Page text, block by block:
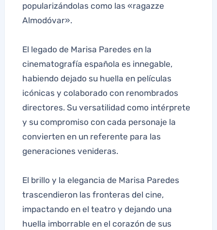
popularizándolas como las «ragazze
Almodóvar».
El legado de Marisa Paredes en la
cinematografía española es innegable,
habiendo dejado su huella en películas
icónicas y colaborado con renombrados
directores. Su versatilidad como intérprete
y su compromiso con cada personaje la
convierten en un referente para las
generaciones venideras.
El brillo y la elegancia de Marisa Paredes
trascendieron las fronteras del cine,
impactando en el teatro y dejando una
huella imborrable en el corazón de sus